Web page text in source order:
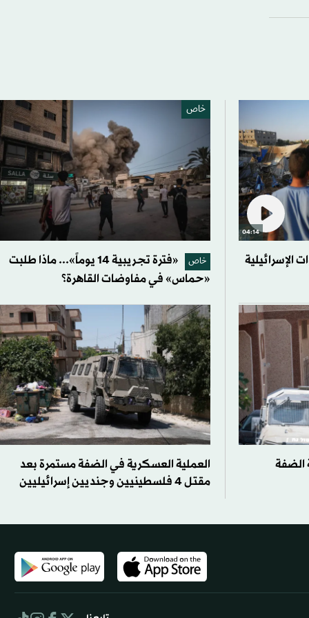
04:14
الإسرائيلية
خاص
خاص
«فترة تجريبية 14 يوماً»... ماذا طلبت
«حماس» في مفاوضات القاهرة؟
الضفة
العملية العسكرية في الضفة مستمرة بعد
مقتل 4 فلسطينيين وجنديين إسرائيليين